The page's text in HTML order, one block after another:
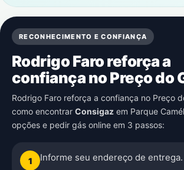
RECONHECIMENTO E CONFIANÇA
Rodrigo Faro reforça a
confiança no Preço do
Rodrigo Faro reforça a confiança no Preço
como encontrar Consigaz em Parque
opções e pedir gás online em 3 passos:
1 Informe seu endereço de entrega.